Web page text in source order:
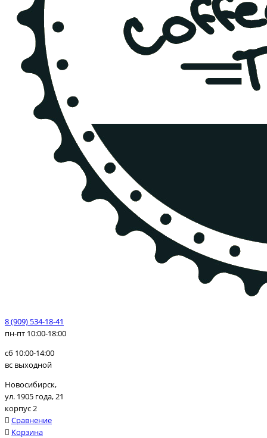
8 (909) 534-18-41
пн-пт 10:00-18:00
сб 10:00-14:00
вс выходной
Новосибирск,
ул. 1905 года, 21
корпус 2
Сравнение
Корзина